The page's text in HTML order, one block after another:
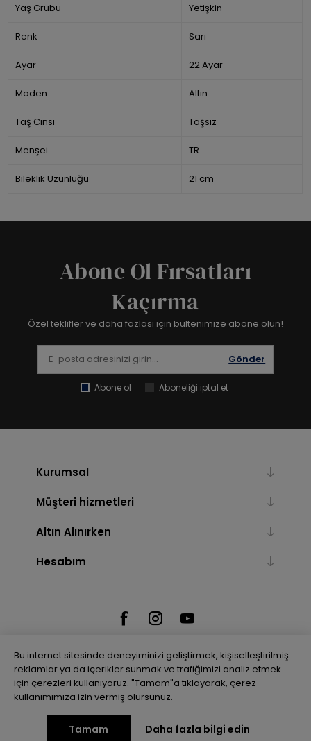
Yaş Grubu Yetişkin
Renk Sarı
Ayar 22 Ayar
Maden Altın
Taş Cinsi Taşsız
Menşei TR
Bileklik Uzunluğu 21 cm
Abone Ol Fırsatları
Kaçırma
Özel teklifler ve daha fazlası için bültenimize abone olun!
Gönder
Abone ol Aboneliği iptal et
Kurumsal
Müşteri hizmetleri
Altın Alınırken
Hesabım
Powered bynopCommerce
Telif hakkı © 2026 Gulenler Altın. Tüm hakları saklıdır.
Bu internet sitesinde deneyiminizi geliştirmek, kişiselleştirilmiş
reklamlar ya da içerikler sunmak ve trafiğimizi analiz etmek
için çerezleri kullanıyoruz. "Tamam"a tıklayarak, çerez
kullanımımıza izin vermiş olursunuz.
Tamam Daha fazla bilgi edin